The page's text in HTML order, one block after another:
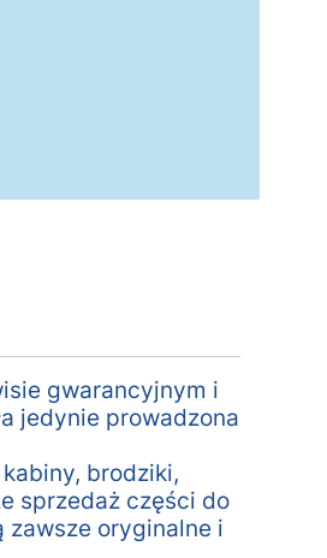
gwarancyjnym i
jedynie prowadzona
brodziki,
sprzedaż części do
oryginalne i